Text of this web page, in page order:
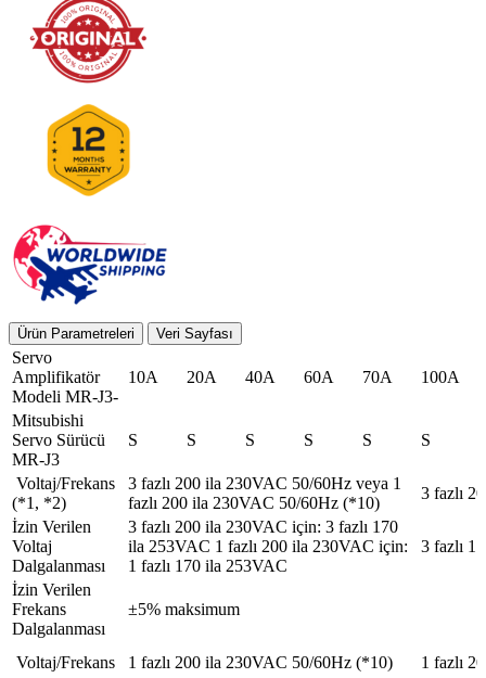
Ürün Parametreleri Veri Sayfası
Servo
Amplifikatör
Modeli MR-J3-
10A 20A 40A 60A 70A 100A
Mitsubishi
Servo Sürücü
MR-J3
S S S S S S
Voltaj/Frekans
(*1, *2)
3 fazlı 200 ila 230VAC 50/60Hz veya 1
fazlı 200 ila 230VAC 50/60Hz (*10)
3 fazlı
İzin Verilen
Voltaj
Dalgalanması
3 fazlı 200 ila 230VAC için: 3 fazlı 170
ila 253VAC 1 fazlı 200 ila 230VAC için:
1 fazlı 170 ila 253VAC
3 fazlı
İzin Verilen
Frekans
Dalgalanması
±5% maksimum
Voltaj/Frekans 1 fazlı 200 ila 230VAC 50/60Hz (*10)
1 fazlı